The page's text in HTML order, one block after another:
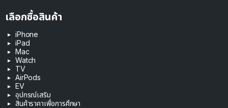
เลือกซื้อสินค้า
iPhone
iPad
Mac
Watch
TV
AirPods
EV
อุปกรณ์เสริม
สินค้าราคาเพื่อการศึกษา